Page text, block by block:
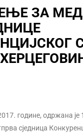
ЗА
године, одржана је
сједница